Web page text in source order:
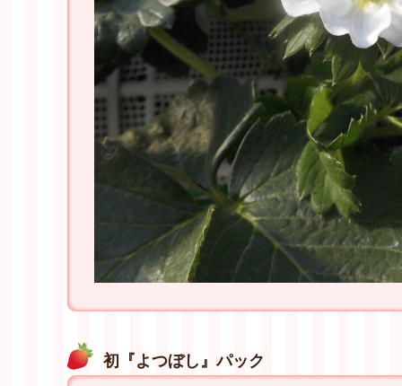
初『よつぼし』パック